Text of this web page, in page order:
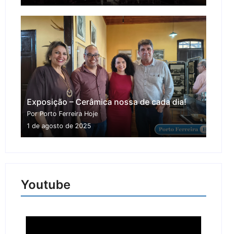
Exposição – Cerâmica nossa de cada dia!
Por Porto Ferreira Hoje
1 de agosto de 2025
Youtube